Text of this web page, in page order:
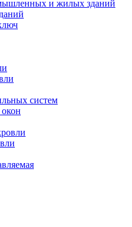
и жилых зданий
систем